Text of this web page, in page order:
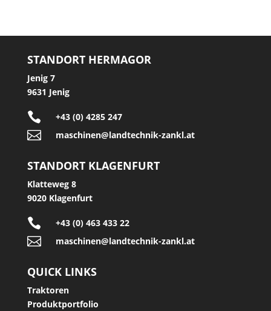
STANDORT HERMAGOR
Jenig 7
9631 Jenig
 +43 (0) 4285 247
 maschinen@landtechnik-zankl.at
STANDORT KLAGENFURT
Klatteweg 8
9020 Klagenfurt
 +43 (0) 463 433 22
 maschinen@landtechnik-zankl.at
QUICK LINKS
Traktoren
Produktportfolio